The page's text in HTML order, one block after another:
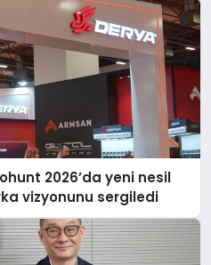
2026’da yeni nesil
vizyonunu sergiledi